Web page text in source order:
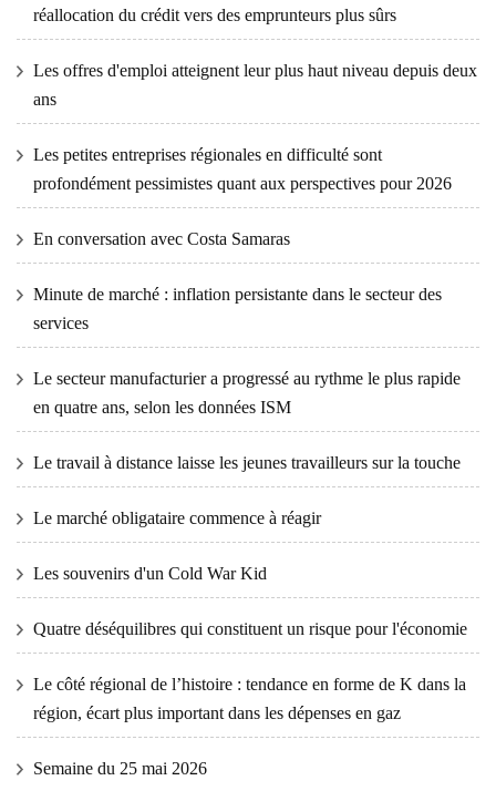
réallocation du crédit vers des emprunteurs plus sûrs
Les offres d'emploi atteignent leur plus haut niveau depuis deux
ans
Les petites entreprises régionales en difficulté sont
profondément pessimistes quant aux perspectives pour 2026
En conversation avec Costa Samaras
Minute de marché : inflation persistante dans le secteur des
services
Le secteur manufacturier a progressé au rythme le plus rapide
en quatre ans, selon les données ISM
Le travail à distance laisse les jeunes travailleurs sur la touche
Le marché obligataire commence à réagir
Les souvenirs d'un Cold War Kid
Quatre déséquilibres qui constituent un risque pour l'économie
Le côté régional de l’histoire : tendance en forme de K dans la
région, écart plus important dans les dépenses en gaz
Semaine du 25 mai 2026